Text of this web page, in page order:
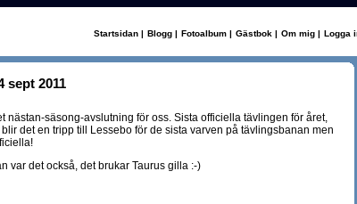
Startsidan | Blogg | Fotoalbum | Gästbok | Om mig | Logga
sept 2011
nästan-säsong-avslutning för oss. Sista officiella tävlingen för året,
det en tripp till Lessebo för de sista varven på tävlingsbanan men
var det också, det brukar Taurus gilla :-)